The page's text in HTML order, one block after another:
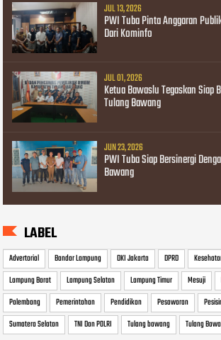
JUL 13, 2026
PWI Tuba Pinta Anggaran
Dari Kominfo
JUL 01, 2026
Ketua Bawaslu Tegaskan Siap
Tulang Bawang
JUN 23, 2026
PWI Tuba Siap Bersinergi
Bawang
LABEL
Advertorial Bandar Lampung DKI Jakarta DPRD
Lampung Barat
Lampung Selatan Lampung Timur Mesuji
Palembang
Pemerintahan Pendidikan Pesawaran
Sumatera Selatan
TNI Dan POLRI Tulang bawang Tulang